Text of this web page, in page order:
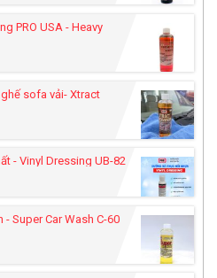
PRO USA - Heavy
sofa vải- Xtract
- Vinyl Dressing UB-82
Super Car Wash C-60